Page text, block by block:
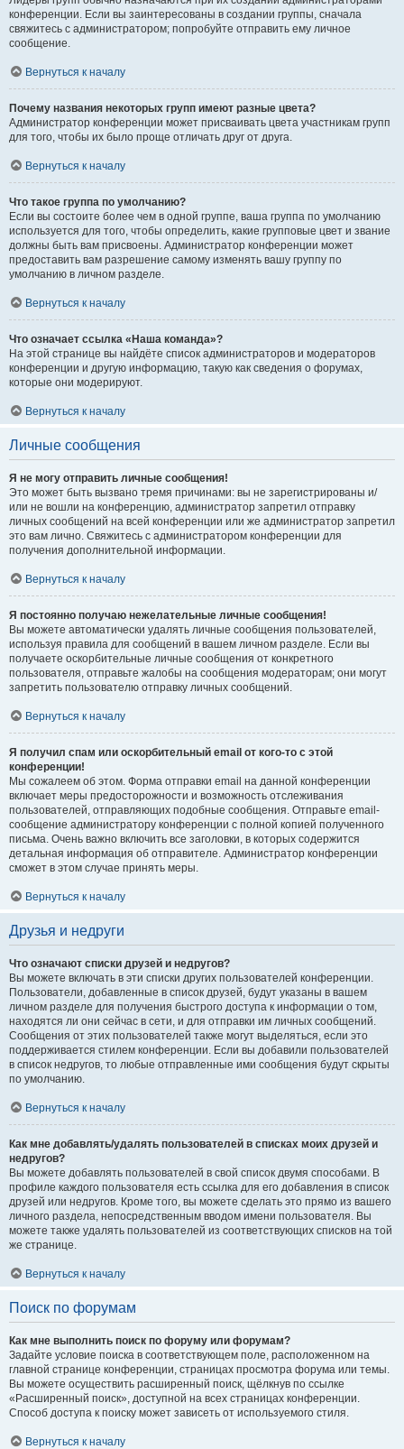
конференции. Если вы заинтересованы в создании группы, сначала
свяжитесь с администратором; попробуйте отправить ему личное
сообщение.
Вернуться к началу
Почему названия некоторых групп имеют разные цвета?
Администратор конференции может присваивать цвета участникам групп
для того, чтобы их было проще отличать друг от друга.
Вернуться к началу
Что такое группа по умолчанию?
Если вы состоите более чем в одной группе, ваша группа по умолчанию
используется для того, чтобы определить, какие групповые цвет и звание
должны быть вам присвоены. Администратор конференции может
предоставить вам разрешение самому изменять вашу группу по
умолчанию в личном разделе.
Вернуться к началу
Что означает ссылка «Наша команда»?
На этой странице вы найдёте список администраторов и модераторов
конференции и другую информацию, такую как сведения о форумах,
которые они модерируют.
Вернуться к началу
Личные сообщения
Я не могу отправить личные сообщения!
Это может быть вызвано тремя причинами: вы не зарегистрированы и/
или не вошли на конференцию, администратор запретил отправку
личных сообщений на всей конференции или же администратор запретил
это вам лично. Свяжитесь с администратором конференции для
получения дополнительной информации.
Вернуться к началу
Я постоянно получаю нежелательные личные сообщения!
Вы можете автоматически удалять личные сообщения пользователей,
используя правила для сообщений в вашем личном разделе. Если вы
получаете оскорбительные личные сообщения от конкретного
пользователя, отправьте жалобы на сообщения модераторам; они могут
запретить пользователю отправку личных сообщений.
Вернуться к началу
Я получил спам или оскорбительный email от кого-то с этой
конференции!
Мы сожалеем об этом. Форма отправки email на данной конференции
включает меры предосторожности и возможность отслеживания
пользователей, отправляющих подобные сообщения. Отправьте email-
сообщение администратору конференции с полной копией полученного
письма. Очень важно включить все заголовки, в которых содержится
детальная информация об отправителе. Администратор конференции
сможет в этом случае принять меры.
Вернуться к началу
Друзья и недруги
Что означают списки друзей и недругов?
Вы можете включать в эти списки других пользователей конференции.
Пользователи, добавленные в список друзей, будут указаны в вашем
личном разделе для получения быстрого доступа к информации о том,
находятся ли они сейчас в сети, и для отправки им личных сообщений.
Сообщения от этих пользователей также могут выделяться, если это
поддерживается стилем конференции. Если вы добавили пользователей
в список недругов, то любые отправленные ими сообщения будут скрыты
по умолчанию.
Вернуться к началу
Как мне добавлять/удалять пользователей в списках моих друзей и
недругов?
Вы можете добавлять пользователей в свой список двумя способами. В
профиле каждого пользователя есть ссылка для его добавления в список
друзей или недругов. Кроме того, вы можете сделать это прямо из вашего
личного раздела, непосредственным вводом имени пользователя. Вы
можете также удалять пользователей из соответствующих списков на той
же странице.
Вернуться к началу
Поиск по форумам
Как мне выполнить поиск по форуму или форумам?
Задайте условие поиска в соответствующем поле, расположенном на
главной странице конференции, страницах просмотра форума или темы.
Вы можете осуществить расширенный поиск, щёлкнув по ссылке
«Расширенный поиск», доступной на всех страницах конференции.
Способ доступа к поиску может зависеть от используемого стиля.
Вернуться к началу